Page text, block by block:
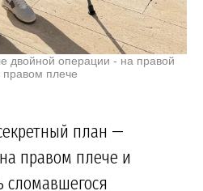
двойной операции - на правой
правом плече
план —
правом плече и
сломавшегося